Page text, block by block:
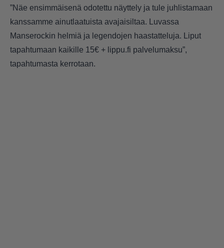
”Näe ensimmäisenä odotettu näyttely ja tule juhlistamaan
kanssamme ainutlaatuista avajaisiltaa. Luvassa
Manserockin helmiä ja legendojen haastatteluja. Liput
tapahtumaan kaikille 15€ + lippu.fi palvelumaksu”,
tapahtumasta kerrotaan.